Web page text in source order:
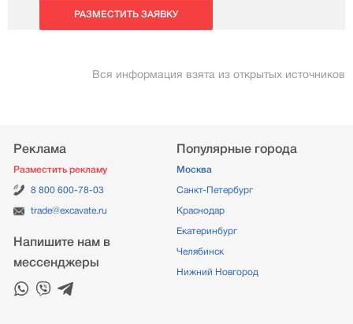
РАЗМЕСТИТЬ ЗАЯВКУ
Вся информация взята из открытых источников
Реклама
Разместить рекламу
8 800 600-78-03
trade@excavate.ru
Напишите нам в
мессенджеры
Популярные города
Москва
Санкт-Петербург
Краснодар
Екатеринбург
Челябинск
Нижний Новгород